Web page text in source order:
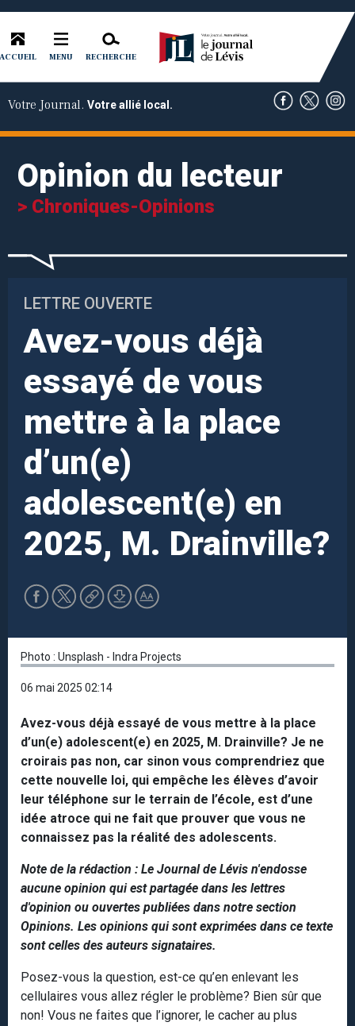
ACCUEIL MENU RECHERCHE
Votre Journal. Votre allié local.
Opinion du lecteur
> Chroniques-Opinions
LETTRE OUVERTE
Avez-vous déjà
essayé de vous
mettre à la place
d’un(e)
adolescent(e) en
2025, M. Drainville?
Photo : Unsplash - Indra Projects
06 mai 2025 02:14
Avez-vous déjà essayé de vous mettre à la place
d’un(e) adolescent(e) en 2025, M. Drainville? Je ne
croirais pas non, car sinon vous comprendriez que
cette nouvelle loi, qui empêche les élèves d’avoir
leur téléphone sur le terrain de l’école, est d’une
idée atroce qui ne fait que prouver que vous ne
connaissez pas la réalité des adolescents.
Note de la rédaction : Le Journal de Lévis n'endosse
aucune opinion qui est partagée dans les lettres
d'opinion ou ouvertes publiées dans notre section
Opinions. Les opinions qui sont exprimées dans ce texte
sont celles des auteurs signataires.
Posez-vous la question, est-ce qu’en enlevant les
cellulaires vous allez régler le problème? Bien sûr que
non! Vous ne faites que l’ignorer, le cacher au plus